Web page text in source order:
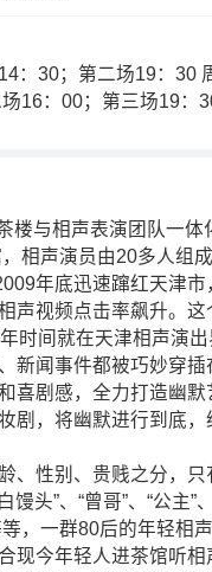
：30；第二场19：30
16：00；第三场19：
楼与相声表演团队一体
相声演员由20多人组
年底迅速蹿红天津市
声视频点击率飙升。这
时间就在天津相声演
新闻事件都被巧妙穿插
喜剧感，全力打造幽默
剧，将幽默进行到底，
、性别、贵贱之分，只
馒头”、“曾哥”、“公主”、
等，一群80后的年轻相
现今年轻人进茶馆听相